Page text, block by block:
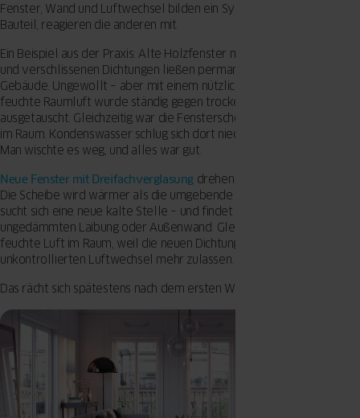
Fenster, Wand und Luftwechsel bilden ein System. Ändert sich ein
Bauteil, reagieren die anderen mit.
Ein Beispiel aus der Praxis: Alte Holzfenster mit verzogenen Rahmen
und verschlissenen Dichtungen ließen permanent Außenluft ins
Gebäude. Ungewollt – aber mit einem nützlichen Nebeneffekt: Die
feuchte Raumluft wurde ständig gegen trockene Außenluft
ausgetauscht. Gleichzeitig war die Fensterscheibe die kälteste Stelle
im Raum. Kondenswasser schlug sich dort nieder, nicht an der Wand.
Man wischte es weg, und alles war gut.
Neue Fenster mit Dreifachverglasung drehen dieses Verhältnis um.
Die Scheibe wird wärmer als die umgebende Wand. Die Feuchtigkeit
sucht sich eine neue kalte Stelle – und findet sie an der
ungedämmten Laibung oder Außenwand. Gleichzeitig bleibt die
feuchte Luft im Raum, weil die neuen Dichtungen keinen
unkontrollierten Luftwechsel mehr zulassen.
Das rächt sich spätestens nach dem ersten Winter.